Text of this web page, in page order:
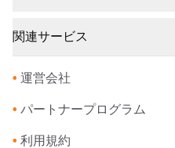
関連サービス
• 運営会社
• パートナープログラム
• 利用規約